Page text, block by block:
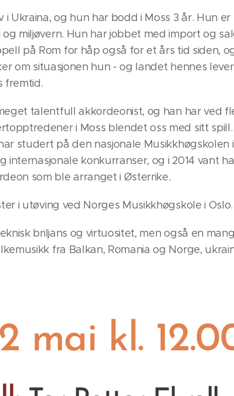
i Ukraina, og hun har bodd i Moss 3 år. Hun
miljøvern. Hun har jobbet med import og
på Rom for håp også for et års tid siden,
om situasjonen hun - og landet hennes
fremtid.
talentfull akkordeonist, og han har ved
i Moss blendet oss med sitt
studert på den nasjonale Musikkhøgskolen
internasjonale konkurranser, og i 2014 vant
som ble arranget i Østerrike.
i utøving ved Norges Musikkhøgskole i Oslo.
briljans og virtuositet, men også en
fra Balkan, Romania og Norge,
mai kl.